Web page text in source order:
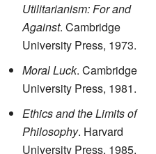
Utilitarianism: For and
Against. Cambridge
University Press, 1973.
Moral Luck. Cambridge
University Press, 1981.
Ethics and the Limits of
Philosophy. Harvard
University Press, 1985.